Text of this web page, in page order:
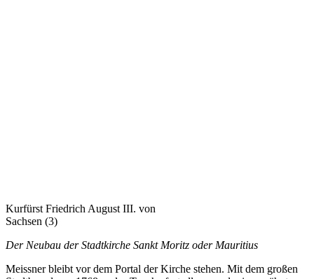
Kurfürst Friedrich August III. von
Sachsen (3)
Der Neubau der Stadtkirche Sankt Moritz oder Mauritius
Meissner bleibt vor dem Portal der Kirche stehen. Mit dem großen